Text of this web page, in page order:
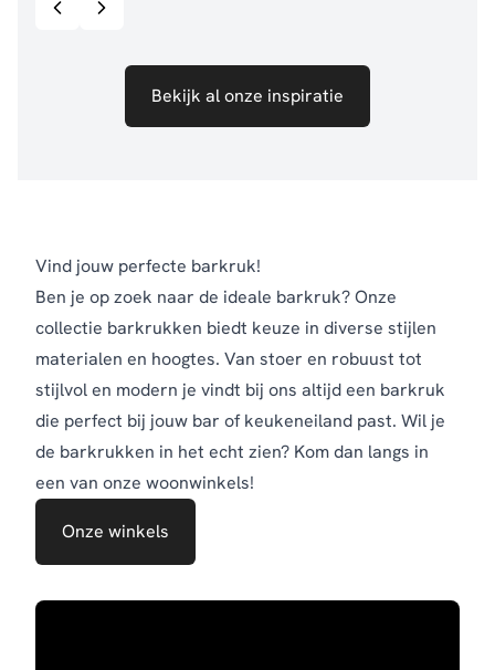
Bekijk al onze inspiratie
Vind jouw perfecte barkruk!
Ben je op zoek naar de ideale barkruk? Onze
collectie barkrukken biedt keuze in diverse stijlen
materialen en hoogtes. Van stoer en robuust tot
stijlvol en modern je vindt bij ons altijd een barkruk
die perfect bij jouw bar of keukeneiland past. Wil je
de barkrukken in het echt zien? Kom dan langs in
een van onze woonwinkels!
Onze winkels